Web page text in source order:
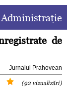
Administraţie
de
Jurnalul Prahovean
(92 vizualizări)